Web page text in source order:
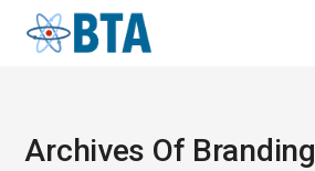
Archives Of Branding